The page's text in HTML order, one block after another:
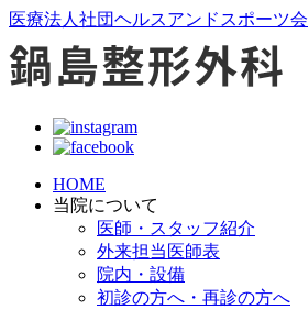
医療法人社団ヘルスアンドスポーツ会
HOME
当院について
医師・スタッフ紹介
外来担当医師表
院内・設備
初診の方へ・再診の方へ